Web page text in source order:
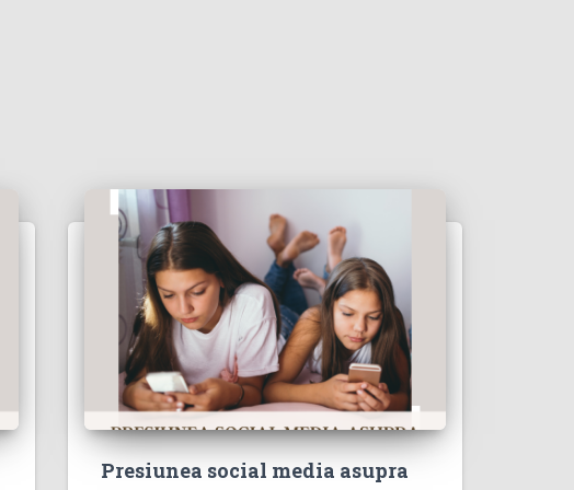
Presiunea social media asupra